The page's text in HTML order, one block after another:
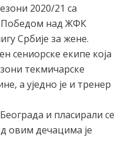
2020/21 са
Победом над ЖФК
Србије за жене.
сениорске екипе која
текмичарске
а уједно је и тренер
и пласирали се
овим дечацима је